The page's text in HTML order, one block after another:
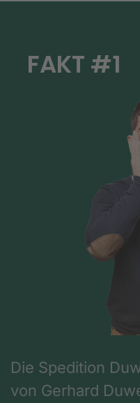
FAKT #1
Die Spedition
von Gerhard